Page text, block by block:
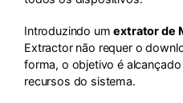
Introduzindo um extrator de
Extractor não requer o
forma, o objetivo é
recursos do sistema.